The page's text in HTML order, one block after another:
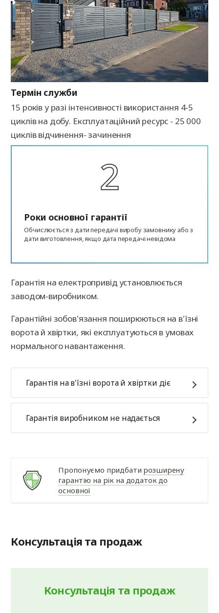
Термін служби
15 років у разі інтенсивності використання 4-5
циклів на добу. Експлуатаційний ресурс - 25 000
циклів відчинення- зачинення
Роки основної гарантії
Обчислюється з дати передачі виробу замовнику або з
дати виготовлення, якщо дата передачі невідома
Гарантія на електропривід установлюється
заводом-виробником.
Гарантійні зобов'язання поширюються на в'їзні
ворота й хвіртки, які експлуатуються в умовах
нормального навантаження.
Гарантія на в'їзні ворота й хвіртки діє
Гарантія виробником не надається
Пропонуємо придбати розширену
гарантію на рік на додаток до
основної
Консультація та продаж
Консультація та продаж